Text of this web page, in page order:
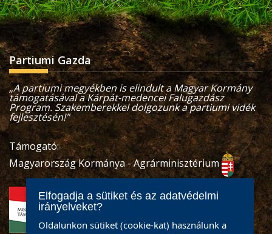
Partiumi Gazda
„A partiumi megyékben is elindult a Magyar Kormány
támogatásával a Kárpát-medencei Falugazdász
Program. Szakemberekkel dolgozunk a partiumi vidék
fejlesztésén!"
Támogató:
Magyarország Kormánya - Agrárminisztérium
Elfogadja a sütiket és az adatvédelmi
irányelveket?
Oldalunkon sütiket (cookie-kat) használunk a